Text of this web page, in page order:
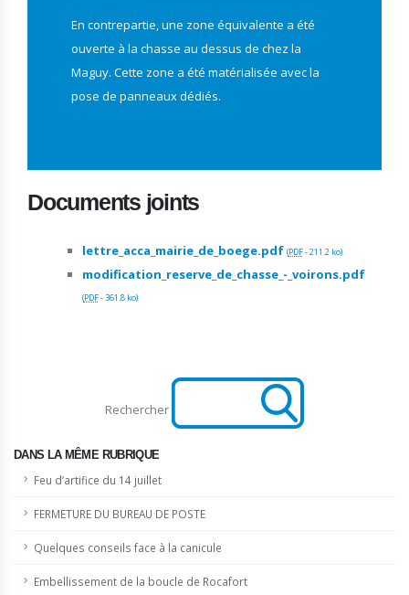
En contrepartie, une zone équivalente a été
ouverte à la chasse au dessus de chez la
Maguy. Cette zone a été matérialisée avec la
pose de panneaux dédiés.
Documents joints
lettre_acca_mairie_de_boege.pdf (PDF-211.2 ko)
modification_reserve_de_chasse_-_voirons.pdf
(PDF- 361.8 ko)
Rechercher
DANS LA MÊME RUBRIQUE
Feu d’artifice du 14 juillet
FERMETURE DU BUREAU DE POSTE
Quelques conseils face à la canicule
Embellissement de la boucle de Rocafort